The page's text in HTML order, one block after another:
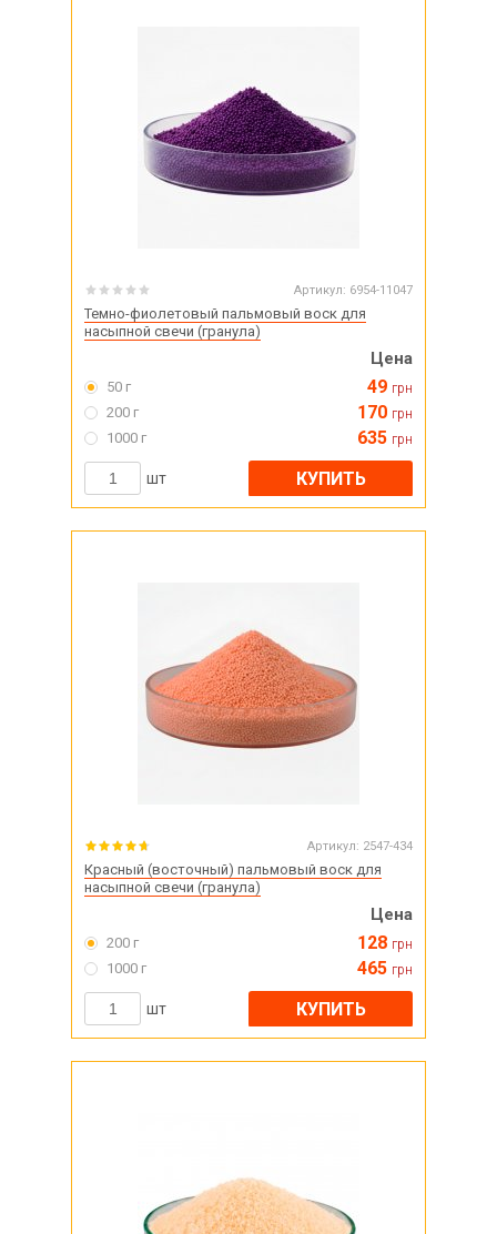
Артикул: 6954-11047
Темно-фиолетовый пальмовый воск для
насыпной свечи (гранула)
Цена
50 г 49 грн
200 г 170 грн
1000 г 635 грн
шт КУПИТЬ
Артикул: 2547-434
Красный (восточный) пальмовый воск для
насыпной свечи (гранула)
Цена
200 г 128 грн
1000 г 465 грн
шт КУПИТЬ